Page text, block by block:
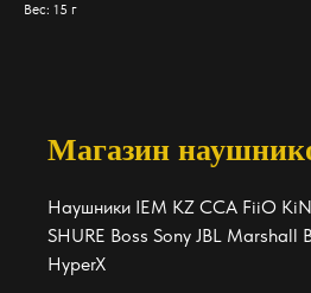
Вес: 15 г
Магазин
Наушники IEM KZ CCA FiiO
SHURE Boss Sony JBL Marshall
HyperX